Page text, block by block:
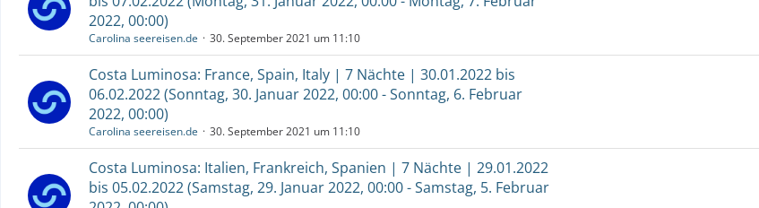
2022, 00:00)
Carolina seereisen.de 30. September 2021 um 11:10
Costa Luminosa: France, Spain, Italy | 7 Nächte | 30.01.2022 bis
06.02.2022 (Sonntag, 30. Januar 2022, 00:00 - Sonntag, 6. Februar
2022, 00:00)
Carolina seereisen.de 30. September 2021 um 11:10
Costa Luminosa: Italien, Frankreich, Spanien | 7 Nächte | 29.01.2022
bis 05.02.2022 (Samstag, 29. Januar 2022, 00:00 - Samstag, 5. Februar